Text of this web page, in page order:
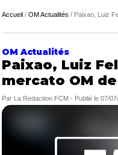
Accueil / OM Actualités / Paixao, Luiz
OM Actualités
Paixao, Luiz
mercato OM
Par La Redaction FCM - Publié le 07/